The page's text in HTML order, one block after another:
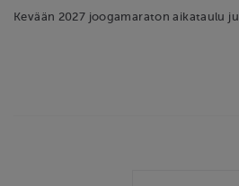
Kevään 2027 joogamaraton aikataulu